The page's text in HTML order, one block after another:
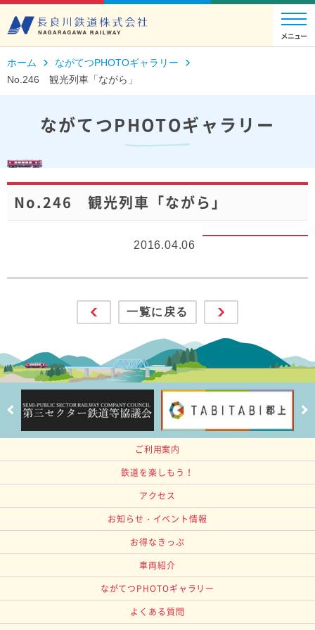
ホーム
ながてつPHOTOギャラリー
No.246 観光列車「ながら」
ながてつPHOTOギャラリー
No.246 観光列車「ながら」
2016.04.06
一覧に戻る
ご利用案内
鉄道を楽しもう！
アクセス
お知らせ・イベント情報
お得なきっぷ
車両紹介
ながてつPHOTOギャラリー
よくある質問